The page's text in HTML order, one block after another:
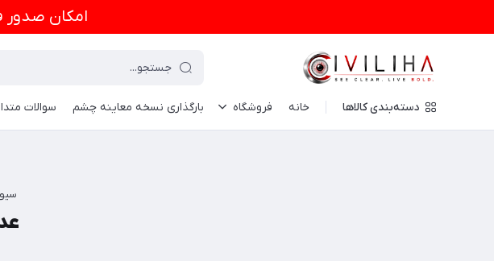
امكان صدور
دسته‌بندی کالاها خانه فروشگاه بارگذاری نسخه معاینه چشم سوالات